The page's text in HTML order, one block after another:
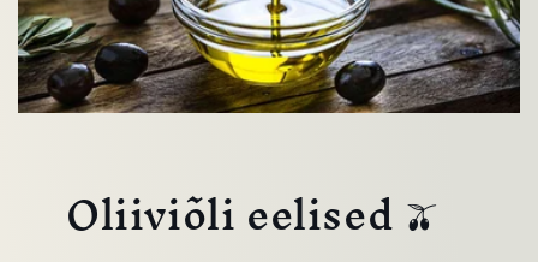
Oliiviõli eelised 🫒